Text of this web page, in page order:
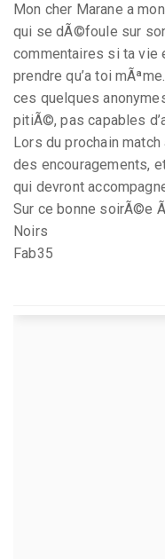
Mon cher Marane a
qui se dÃ©foule sur
commentaires si ta vie
prendre qu’a toi
ces quelques
pitiÃ©, pas capables
Lors du prochain
des encouragements,
qui devront
Sur ce bonne soirÃ©e
Noirs
Fab35